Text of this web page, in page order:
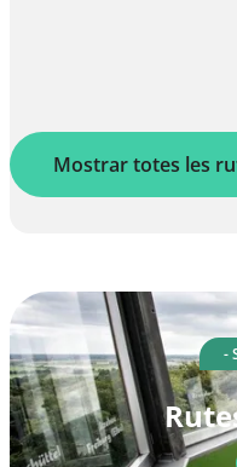
Mostrar totes les
-